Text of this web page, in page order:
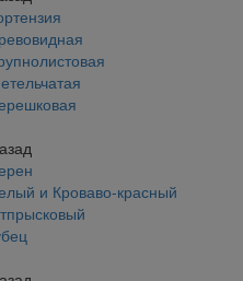
и Кроваво-красный